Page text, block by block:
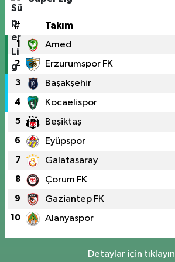
# Takım
1 Amed
2 Erzurumspor FK
3 Başakşehir
4 Kocaelispor
5 Beşiktaş
6 Eyüpspor
7 Galatasaray
8 Çorum FK
9 Gaziantep FK
10 Alanyaspor
Detaylar için tıklayın